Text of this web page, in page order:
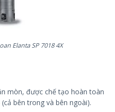
Elanta SP 7018 4X
mòn, được chế tạo hoàn toàn
bên trong và bên ngoài).